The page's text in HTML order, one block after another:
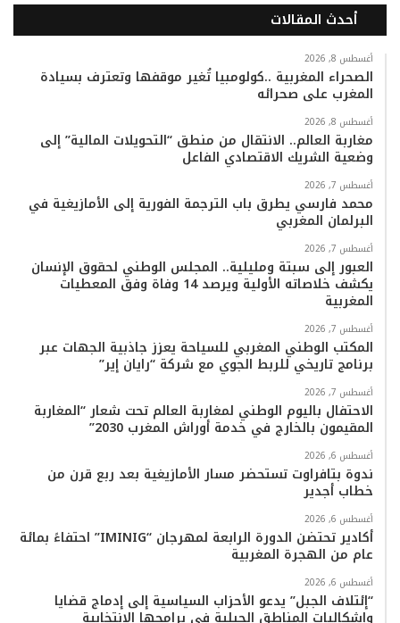
س
و
ك
ي
ت
ت
ي
ب
س
ر
م
k
T
k
ت
ب
أحدث المقالات
أغسطس 8, 2026
الصحراء المغربية ..كولومبيا تُغير موقفها وتعترف بسيادة
المغرب على صحرائه
أغسطس 8, 2026
مغاربة العالم.. الانتقال من منطق “التحويلات المالية” إلى
وضعية الشريك الاقتصادي الفاعل
أغسطس 7, 2026
محمد فارسي يطرق باب الترجمة الفورية إلى الأمازيغية في
البرلمان المغربي
أغسطس 7, 2026
العبور إلى سبتة ومليلية.. المجلس الوطني لحقوق الإنسان
يكشف خلاصاته الأولية ويرصد 14 وفاة وفق المعطيات
المغربية
أغسطس 7, 2026
المكتب الوطني المغربي للسياحة يعزز جاذبية الجهات عبر
برنامج تاريخي للربط الجوي مع شركة “رايان إير”
أغسطس 7, 2026
الاحتفال باليوم الوطني لمغاربة العالم تحت شعار “المغاربة
المقيمون بالخارج في خدمة أوراش المغرب 2030”
أغسطس 6, 2026
ندوة بتافراوت تستحضر مسار الأمازيغية بعد ربع قرن من
خطاب أجدير
أغسطس 6, 2026
أكادير تحتضن الدورة الرابعة لمهرجان “IMINIG” احتفاءً بمائة
عام من الهجرة المغربية
أغسطس 6, 2026
“إئتلاف الجبل” يدعو الأحزاب السياسية إلى إدماج قضايا